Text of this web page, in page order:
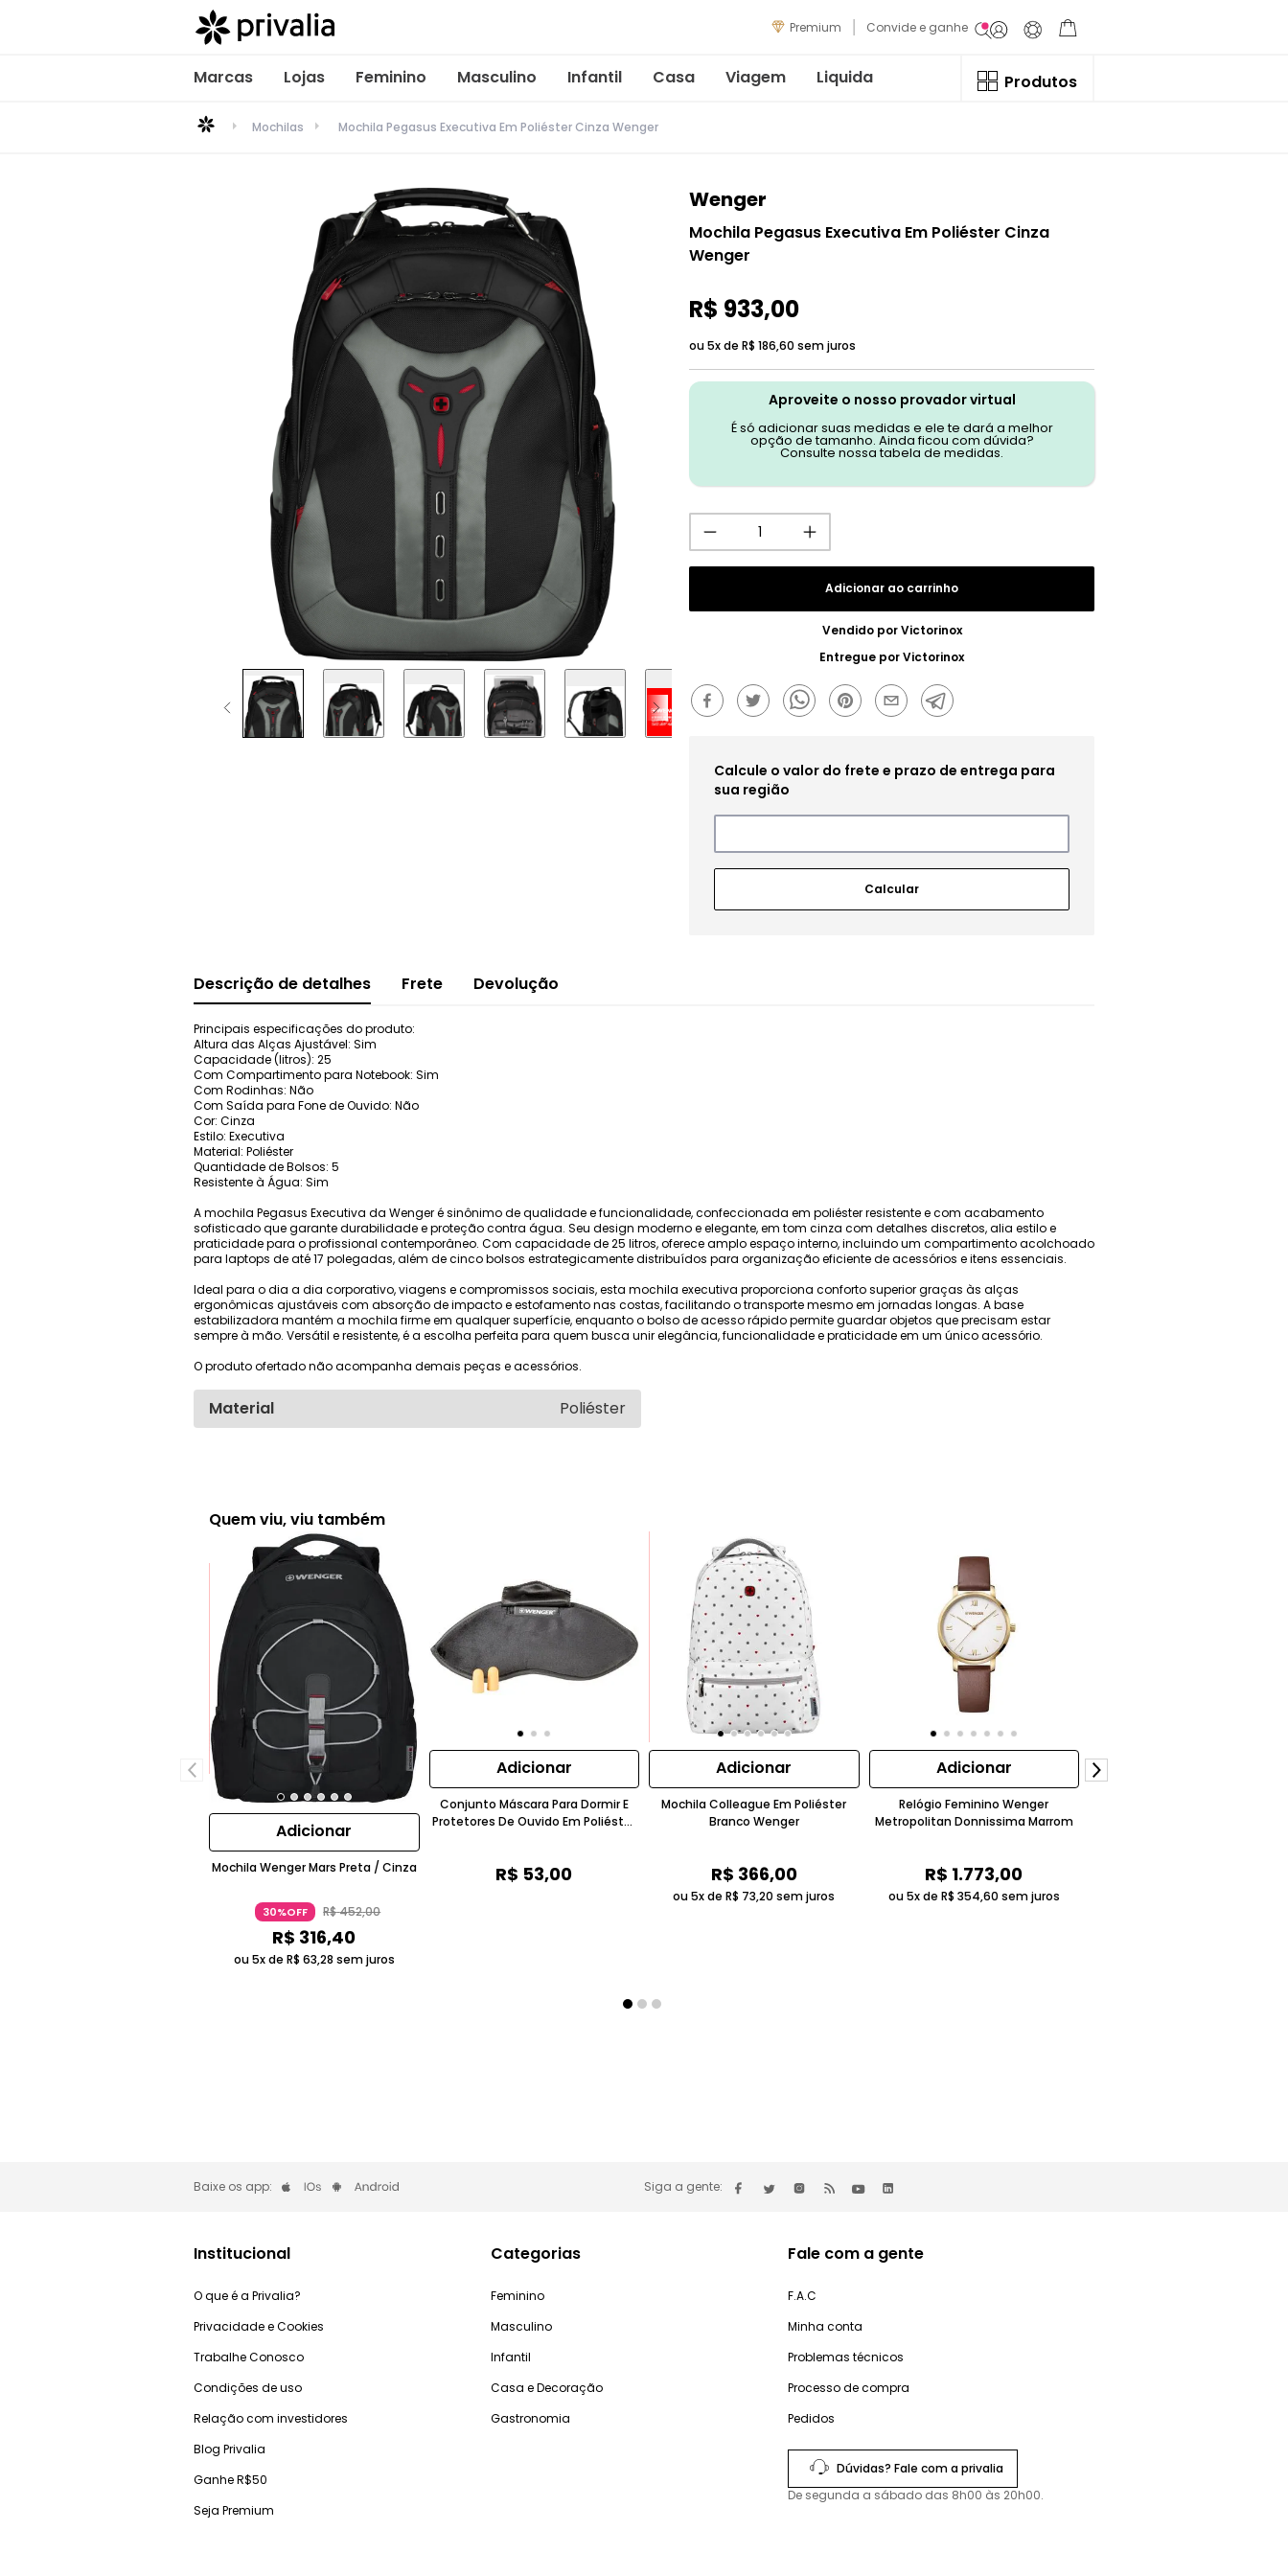
Premium Convide e ganhe
Marcas Lojas Feminino Masculino Infantil Casa Viagem Liquida Produtos
Mochilas Mochila Pegasus Executiva Em Poliéster Cinza Wenger
Wenger
Mochila Pegasus Executiva Em Poliéster Cinza
Wenger
R$ 933,00
ou 5x de R$ 186,60 sem juros
Aproveite o nosso provador virtual
É só adicionar suas medidas e ele te dará a melhor
opção de tamanho. Ainda ficou com dúvida?
Consulte nossa tabela de medidas.
Adicionar ao carrinho
Vendido porVictorinox
Entregue porVictorinox
Descrição de detalhes Frete Devolução
Principais especificações do produto:
Altura das Alças Ajustável: Sim
Capacidade (litros): 25
Com Compartimento para Notebook: Sim
Com Rodinhas: Não
Com Saída para Fone de Ouvido: Não
Cor: Cinza
Estilo: Executiva
Material: Poliéster
Quantidade de Bolsos: 5
Resistente à Água: Sim
A mochila Pegasus Executiva da Wenger é sinônimo de qualidade e funcionalidade, confeccionada em poliéster resistente e com acabamento
sofisticado que garante durabilidade e proteção contra água. Seu design moderno e elegante, em tom cinza com detalhes discretos, alia estilo e
praticidade para o profissional contemporâneo. Com capacidade de 25 litros, oferece amplo espaço interno, incluindo um compartimento acolchoado
para laptops de até 17 polegadas, além de cinco bolsos estrategicamente distribuídos para organização eficiente de acessórios e itens essenciais.
Ideal para o dia a dia corporativo, viagens e compromissos sociais, esta mochila executiva proporciona conforto superior graças às alças
ergonômicas ajustáveis com absorção de impacto e estofamento nas costas, facilitando o transporte mesmo em jornadas longas. A base
estabilizadora mantém a mochila firme em qualquer superfície, enquanto o bolso de acesso rápido permite guardar objetos que precisam estar
sempre à mão. Versátil e resistente, é a escolha perfeita para quem busca unir elegância, funcionalidade e praticidade em um único acessório.
O produto ofertado não acompanha demais peças e acessórios.
Material Poliéster
Quem viu, viu também
Adicionar
Mochila Wenger Mars Preta / Cinza
30%OFF R$452,00
R$ 316,40
ou 5x de R$ 63,28 sem juros
Adicionar
Conjunto Máscara Para Dormir E
Protetores De Ouvido Em Poliéster
R$ 53,00
Adicionar
Mochila Colleague Em Poliéster
Branco Wenger
R$ 366,00
ou 5x deR$ 73,20 sem juros
Adicionar
Relógio Feminino Wenger
Metropolitan Donnissima Marrom
R$ 1.773,00
ou 5x de R$ 354,60 sem juros
Baixe os app: Siga a gente:
Institucional
O que é a Privalia?
Privacidade e Cookies
Trabalhe Conosco
Condições de uso
Relação com investidores
Blog Privalia
Ganhe R$50
Seja Premium
Categorias
Feminino
Masculino
Infantil
Casa e Decoração
Gastronomia
Fale com a gente
F.A.C
Minha conta
Problemas técnicos
Processo de compra
Pedidos
Dúvidas? Fale com a privalia
De segunda a sábado das 8h00 às 20h00.